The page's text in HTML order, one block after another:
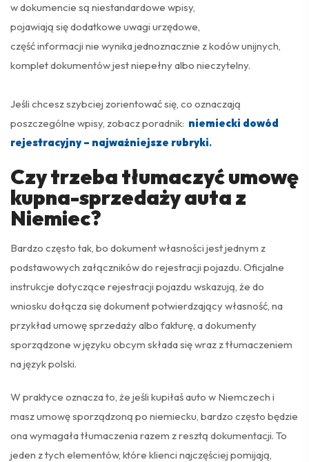
w dokumencie są niestandardowe wpisy,
pojawiają się dodatkowe uwagi urzędowe,
część informacji nie wynika jednoznacznie z kodów unijnych,
komplet dokumentów jest niepełny albo nieczytelny.
Jeśli chcesz szybciej zorientować się, co oznaczają
poszczególne wpisy, zobacz poradnik: niemiecki dowód
rejestracyjny – najważniejsze rubryki.
Czy trzeba tłumaczyć umowę
kupna-sprzedaży auta z
Niemiec?
Bardzo często tak, bo dokument własności jest jednym z
podstawowych załączników do rejestracji pojazdu. Oficjalne
instrukcje dotyczące rejestracji pojazdu wskazują, że do
wniosku dołącza się dokument potwierdzający własność, na
przykład umowę sprzedaży albo fakturę, a dokumenty
sporządzone w języku obcym składa się wraz z tłumaczeniem
na język polski.
W praktyce oznacza to, że jeśli kupiłaś auto w Niemczech i
masz umowę sporządzoną po niemiecku, bardzo często będzie
ona wymagała tłumaczenia razem z resztą dokumentacji. To
jeden z tych elementów, które klienci najczęściej pomijają,